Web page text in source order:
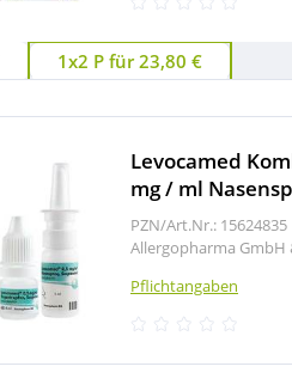
1x2 P für 23,80 €
Levocamed
mg / ml
PZN/Art.Nr.: 15624835
Allergopharma GmbH
Pflichtangaben